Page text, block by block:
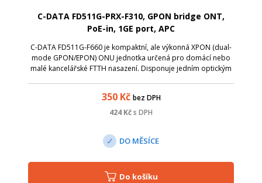
C-DATA FD511G-PRX-F310, GPON bridge ONT,
PoE-in, 1GE port, APC
C-DATA FD511G-F660 je kompaktní, ale výkonná XPON (dual-
mode GPON/EPON) ONU jednotka určená pro domácí nebo
malé kancelářské FTTH nasazení. Disponuje jedním optickým
350Kč bez DPH
424 Kčs DPH
DO MĚSÍCE
Do košíku